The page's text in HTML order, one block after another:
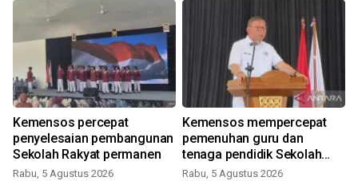
Kemensos percepat
penyelesaian pembangunan
Sekolah Rakyat permanen
Rabu, 5 Agustus 2026
Kemensos mempercepat
pemenuhan guru dan
tenaga pendidik Sekolah
Rakyat
Rabu, 5 Agustus 2026